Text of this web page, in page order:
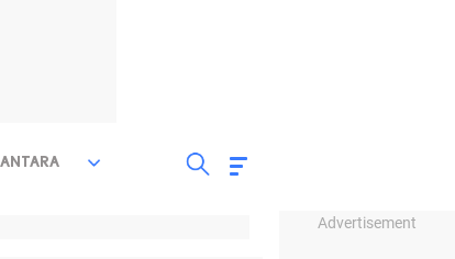
Advertisement